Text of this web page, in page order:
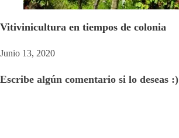
Vitivinicultura en tiempos de colonia
Junio 13, 2020
Escribe algún comentario si lo deseas :)